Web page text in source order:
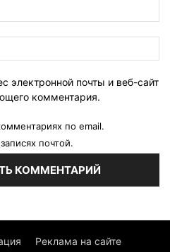
электронной почты и веб-сайт
комментария.
по email.
почтой.
Реклама на сайте